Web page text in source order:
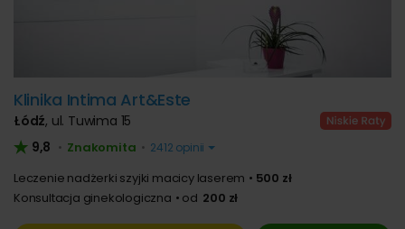
Klinika Intima Art&Este
Łódź, ul. Tuwima 15
9,8 • Znakomita • 2412 opinii
Leczenie nadżerki szyjki macicy laserem
500 zł
Konsultacja ginekologiczna
od 200 zł